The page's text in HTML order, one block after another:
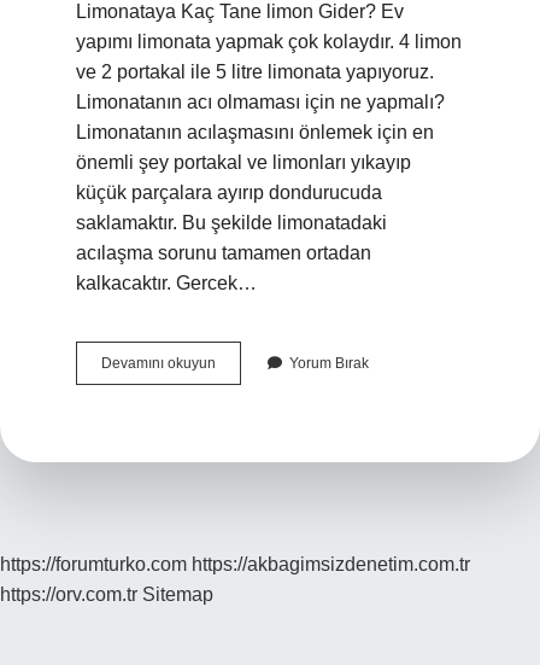
Limonataya Kaç Tane limon Gider? Ev
yapımı limonata yapmak çok kolaydır. 4 limon
ve 2 portakal ile 5 litre limonata yapıyoruz.
Limonatanın acı olmaması için ne yapmalı?
Limonatanın acılaşmasını önlemek için en
önemli şey portakal ve limonları yıkayıp
küçük parçalara ayırıp dondurucuda
saklamaktır. Bu şekilde limonatadaki
acılaşma sorunu tamamen ortadan
kalkacaktır. Gercek…
Devamını okuyun
Limonatası
Yorum Bırak
https://forumturko.com https://akbagimsizdenetim.com.tr
https://orv.com.tr Sitemap